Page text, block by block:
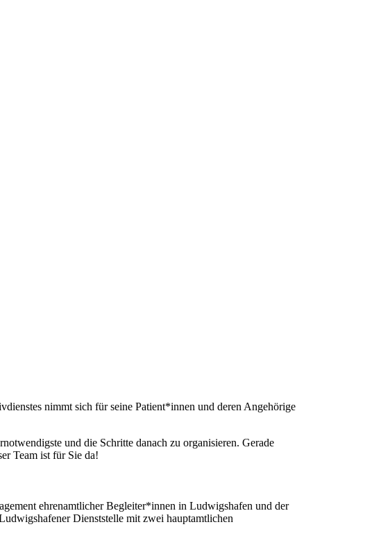
nimmt sich für seine Patient*innen und deren Angehörige
und die Schritte danach zu organisieren. Gerade
Team ist für Sie da!
ehrenamtlicher Begleiter*innen in Ludwigshafen und der
Dienststelle mit zwei hauptamtlichen